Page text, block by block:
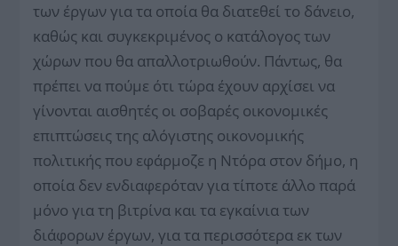
των έργων για τα οποία θα διατεθεί το δάνειο,
καθώς και συγκεκριμένος ο κατάλογος των
χώρων που θα απαλλοτριωθούν. Πάντως, θα
πρέπει να πούμε ότι τώρα έχουν αρχίσει να
γίνονται αισθητές οι σοβαρές οικονομικές
επιπτώσεις της αλόγιστης οικονομικής
πολιτικής που εφάρμοζε η Ντόρα στον δήμο, η
οποία δεν ενδιαφερόταν για τίποτε άλλο παρά
μόνο για τη βιτρίνα και τα εγκαίνια των
διάφορων έργων, για τα περισσότερα εκ των